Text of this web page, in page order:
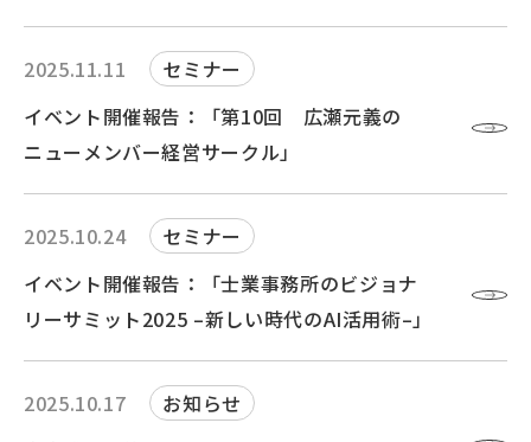
2025.11.11
セミナー
イベント開催報告：「第10回 広瀬元義の
ニューメンバー経営サークル」
2025.10.24
セミナー
イベント開催報告：「士業事務所のビジョナ
リーサミット2025 –新しい時代のAI活用術–」
2025.10.17
お知らせ